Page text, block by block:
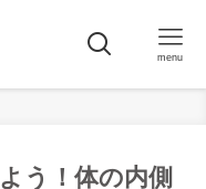
menu
う！体の内側